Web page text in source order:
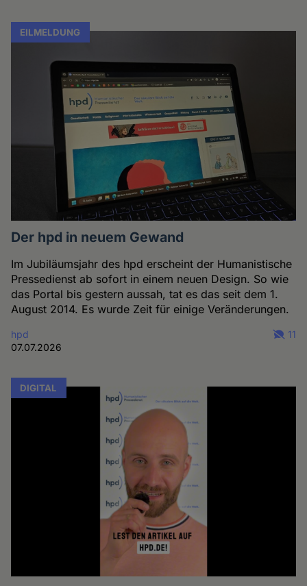
EILMELDUNG
Der hpd in neuem Gewand
Im Jubiläumsjahr des hpd erscheint der Humanistische
Pressedienst ab sofort in einem neuen Design. So wie
das Portal bis gestern aussah, tat es das seit dem 1.
August 2014. Es wurde Zeit für einige Veränderungen.
hpd
07.07.2026
11
DIGITAL